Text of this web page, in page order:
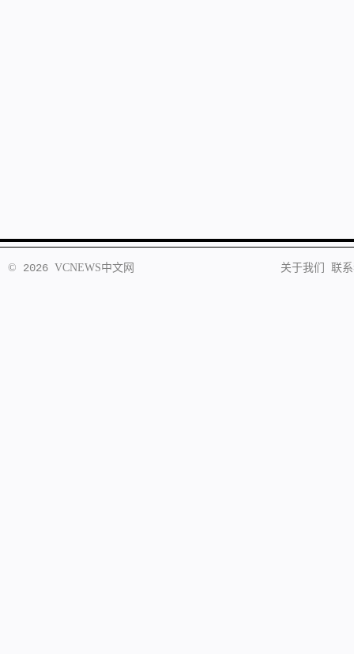
© 2026 VCNEWS中文网 关于我们 联